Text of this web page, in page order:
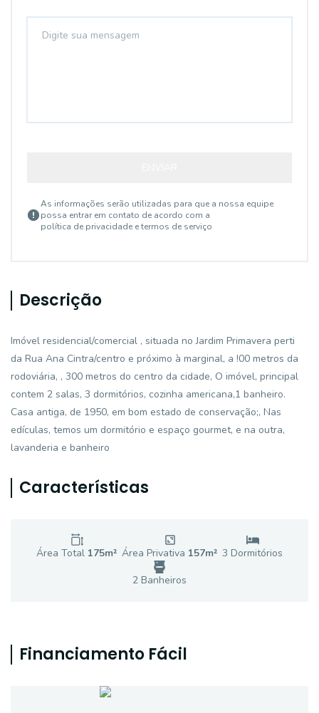
As informações serão utilizadas para que a nossa equipe
possa entrar em contato de acordo com a
política de privacidade e termos de serviço
Descrição
Imóvel residencial/comercial , situada no Jardim Primavera perti
da Rua Ana Cintra/centro e próximo à marginal, a !00 metros da
rodoviária, , 300 metros do centro da cidade, O imóvel, principal
contem 2 salas, 3 dormitórios, cozinha americana,1 banheiro.
Casa antiga, de 1950, em bom estado de conservação;, Nas
edículas, temos um dormitório e espaço gourmet, e na outra,
lavanderia e banheiro
Características
Área Total 175m² Área Privativa 157m² 3 Dormitórios
2 Banheiros
Financiamento Fácil